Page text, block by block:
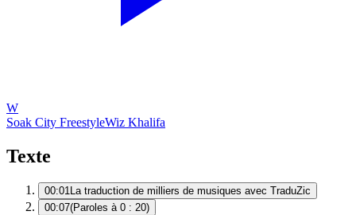
W
Soak City FreestyleWiz Khalifa
Texte
00:01La traduction de milliers de musiques avec TraduZic
00:07(Paroles à 0 : 20)